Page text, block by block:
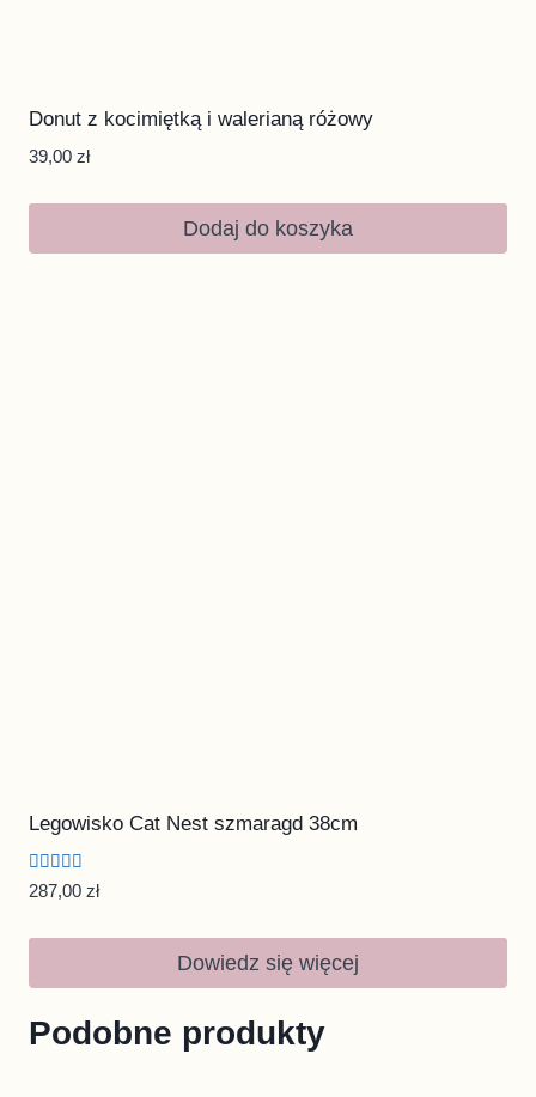
Donut z kocimiętką i walerianą różowy
39,00 zł
Dodaj do koszyka
Legowisko Cat Nest szmaragd 38cm
Oceniono
5.00
287,00 zł
Dowiedz się więcej
Podobne produkty